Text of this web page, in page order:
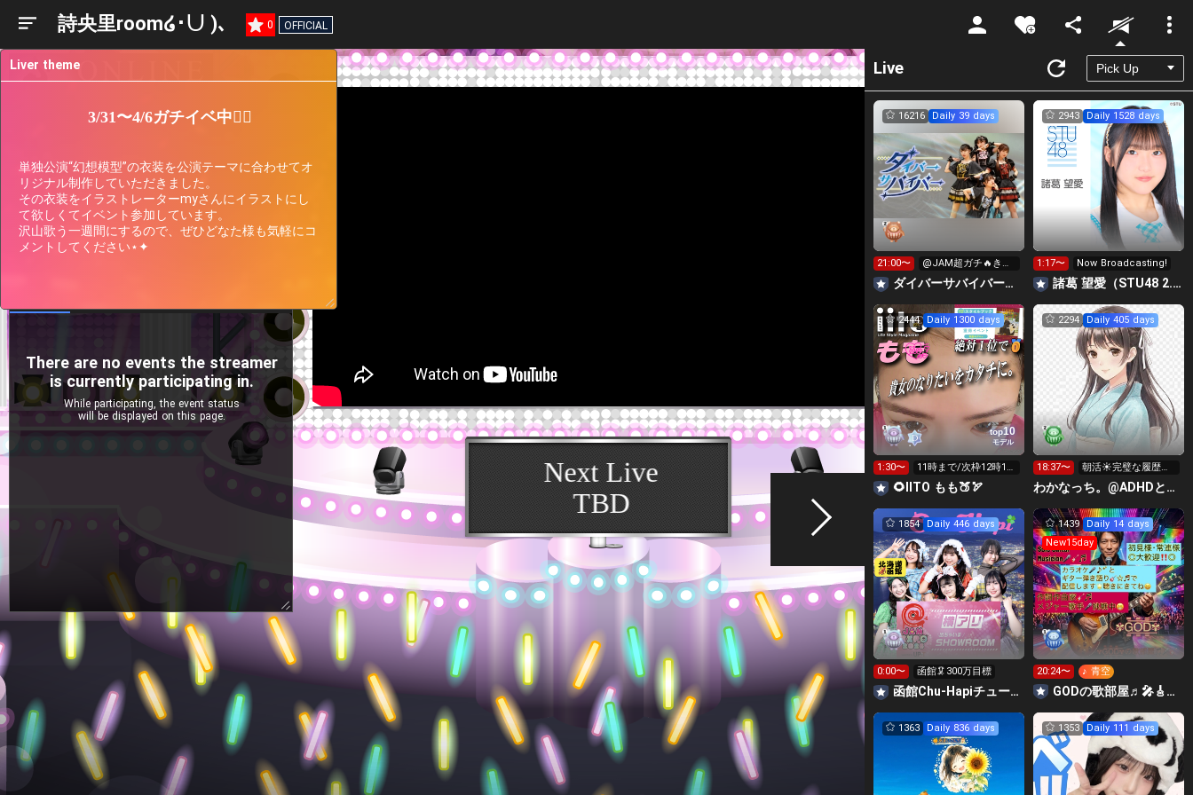
詩央里room໒･∪ )、 0 OFFICIAL
Unmute
There are no events the streamer
is currently participating in.
While participating, the event status
will be displayed on this page.
Liver theme
3/31〜4/6ガチイベ中❤️‍🔥
単独公演“幻想模型”の衣装を公演テーマに合わせてオ
リジナル制作していただきました。
その衣装をイラストレーターmyさんにイラストにし
て欲しくてイベント参加しています。
沢山歌う一週間にするので、ぜひどなた様も気軽にコ
メントしてください⋆✦
Live
16216 Daily 39 days
21:00〜
@JAM超ガチ🔥きら
星広告星など求！
‪ダイバーサバイバー【公式】
2943 Daily 1528 days
1:17〜 Now Broadcasting!
諸葛 望愛（STU48 2.5期生）
top10
モデル
2444 Daily 1300 days
1:30〜
11時まで/次枠12時15
分🔥
🌻IITO もも🍑🏹
2294 Daily 405 days
18:37〜
朝活☀️完璧な履歴書
作りたい@隠れ就活
生
わかなっち。@ADHDと手帳タイム
1854 Daily 446 days
0:00〜 函館🦑300万目標
函館Chu-Hapiチューハピ🌈
1439
Daily 14 days
New15day
20:24〜 ♪ 青空
GODの歌部屋♬🎤🎸☆♬🌟
1363 Daily 836 days 1353 Daily 111 days